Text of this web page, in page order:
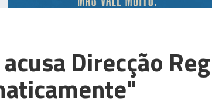
acusa Direcção